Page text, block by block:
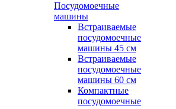
Посудомоечные
машины
Встраиваемые
посудомоечные
машины 45 см
Встраиваемые
посудомоечные
машины 60 см
Компактные
посудомоечные